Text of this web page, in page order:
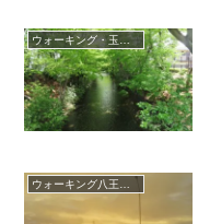
ウォーキング・玉川上水
ウォーキング八王子市